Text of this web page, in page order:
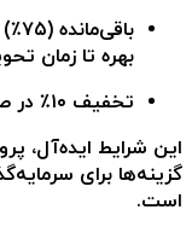
باقی‌مانده (۷۵٪)
بهره تا زمان
تخفیف ۱۰٪ در صورت پرداخت نقدی کامل
این شرایط ایده‌آل،
گزینه‌ها برای
است.